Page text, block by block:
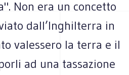
Non era un concetto
dall’Inghilterra in
valessero la terra e il
ad una tassazione